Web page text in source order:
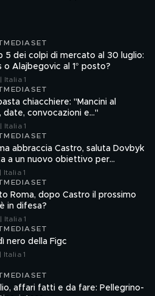
5 dei colpi di mercato al 30 luglio:
o Alajbegovic al 1° posto?
Italia 1
chiacchiere: "Mancini al
date, convocazioni e…"
Italia 1
abbraccia Castro, saluta Dovbyk
a un nuovo obiettivo per
Italia 1
Roma, dopo Castro il prossimo
in difesa?
Italia 1
nero della Figc
Italia 1
affari fatti e da fare: Pellegrino-